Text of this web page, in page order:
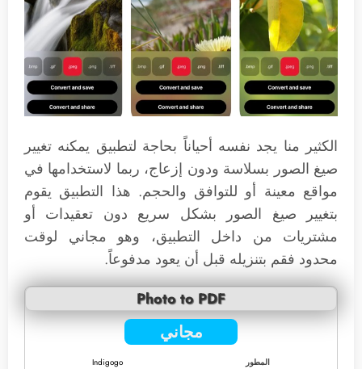
الكثير منا يجد نفسه أحياناً بحاجة لتطبيق يمكنه تغيير
صيغ الصور بسلاسة ودون إزعاج، ربما لاستخدامها في
مواقع معينة أو للتوافق والحجم. هذا التطبيق يقوم
بتغيير صيغ الصور بشكل سريع دون تعقيدات أو
مشتريات من داخل التطبيق، وهو مجاني لوقت
محدود فقم بتنزيله قبل أن يعود مدفوعاً.
Photo to PDF
مجاني
المطور Indigogo